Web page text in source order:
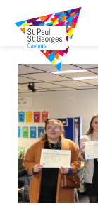
contenu
principal